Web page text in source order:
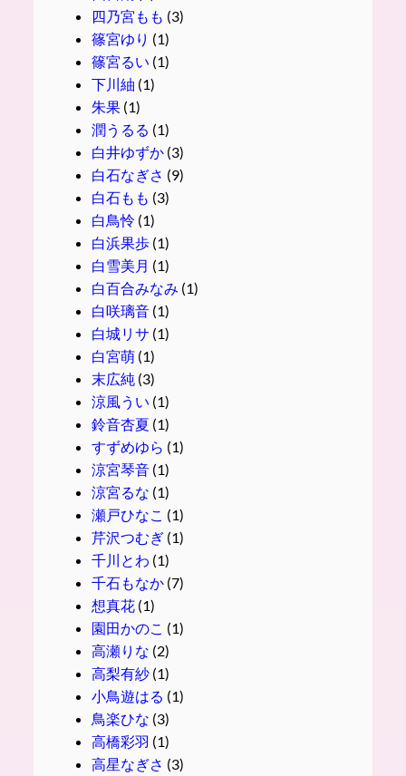
四乃宮もも (3)
篠宮ゆり (1)
篠宮るい (1)
下川紬 (1)
朱果(1)
潤うるる (1)
白井ゆずか(3)
白石なぎさ (9)
白石もも (3)
白鳥怜(1)
白浜果歩(1)
白雪美月 (1)
白百合みなみ (1)
白咲璃音(1)
白城リサ (1)
白宮萌(1)
末広純 (3)
涼風うい (1)
鈴音杏夏 (1)
すずめゆら (1)
涼宮琴音(1)
涼宮るな (1)
瀬戸ひなこ (1)
芹沢つむぎ(1)
千川とわ (1)
千石もなか(7)
想真花(1)
園田かのこ (1)
高瀬りな (2)
高梨有紗(1)
小鳥遊はる (1)
鳥楽ひな (3)
高橋彩羽 (1)
高星なぎさ (3)